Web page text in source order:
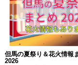
但馬の夏祭り＆花火情報
2026